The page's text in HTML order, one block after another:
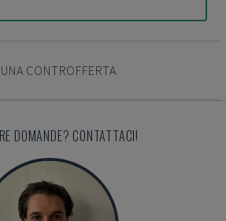
UNA CONTROFFERTA
DOMANDE? CONTATTACI!